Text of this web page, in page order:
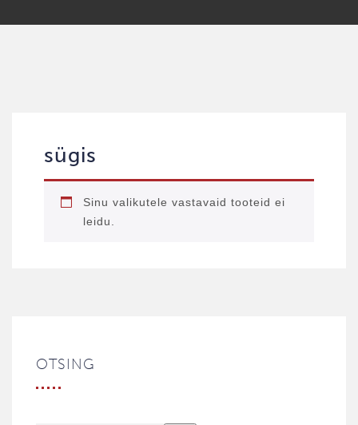
sügis
Sinu valikutele vastavaid tooteid ei
leidu.
OTSING